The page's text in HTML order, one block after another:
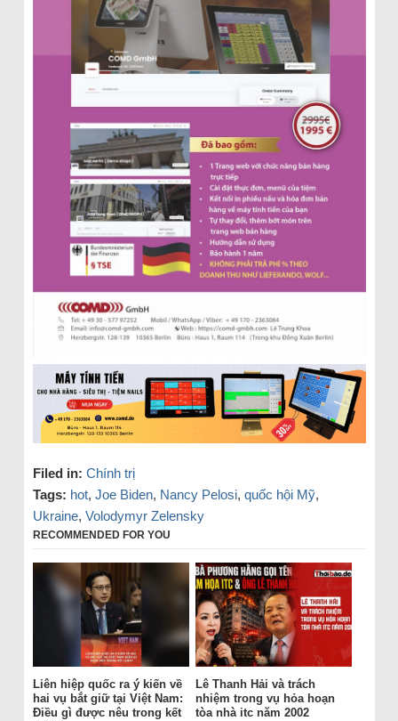
Filed in: Chính trị
Tags: hot, Joe Biden, Nancy Pelosi, quốc hội Mỹ,
Ukraine, Volodymyr Zelensky
RECOMMENDED FOR YOU
Liên hiệp quốc ra ý kiến về
hai vụ bắt giữ tại Việt Nam:
Điều gì được nêu trong kết
Lê Thanh Hải và trách
nhiệm trong vụ hỏa hoạn
tòa nhà itc năm 2002